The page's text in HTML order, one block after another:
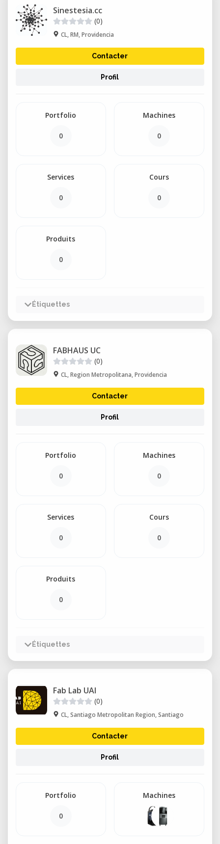
Sinestesia.cc
(0)
CL, RM, Providencia
Contacter
Profil
Portfolio
0
Machines
0
Services
0
Cours
0
Produits
0
Étiquettes
FABHAUS UC
(0)
CL, Region Metropolitana, Providencia
Contacter
Profil
Portfolio
0
Machines
0
Services
0
Cours
0
Produits
0
Étiquettes
Fab Lab UAI
(0)
CL, Santiago Metropolitan Region, Santiago
Contacter
Profil
Portfolio
0
Machines